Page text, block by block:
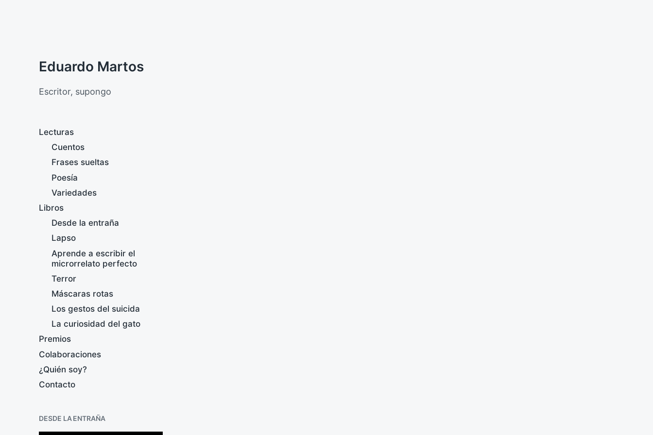
Eduardo Martos
Escritor, supongo
Lecturas
Cuentos
Frases sueltas
Poesía
Variedades
Libros
Desde la entraña
Lapso
Aprende a escribir el
microrrelato perfecto
Terror
Máscaras rotas
Los gestos del suicida
La curiosidad del gato
Premios
Colaboraciones
¿Quién soy?
Contacto
DESDE LA ENTRAÑA